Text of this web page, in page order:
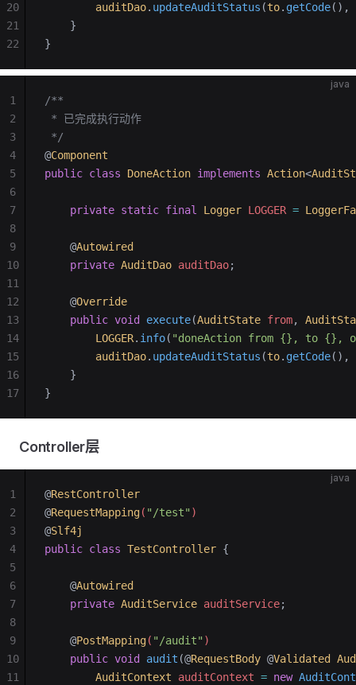
        auditDao
. updateAuditStatus (to. getCode(),
    }
}
20
21
22
java
/**
* 已完成执行动作
*/
@Component
public class DoneAction implements Action<
    private
static final Logger LOGGER =
    @
Autowired
    private
AuditDao auditDao;
    @
Override
    public
void execute(AuditState from,
        LOGGER
. info( "doneAction from {}, to {},
        auditDao
. updateAuditStatus (to. getCode(),
    }
}
1
2
3
4
5
6
7
8
9
10
11
12
13
14
15
16
17
Controller层
java
@RestController
@RequestMapping( "/test" )
@Slf4j
public class TestController {
    @
Autowired
    private
AuditService auditService;
    @
PostMapping( "/audit" )
    public
void audit (@RequestBody @Validated
        AuditContext
auditContext = new
1
2
3
4
5
6
7
8
9
10
11